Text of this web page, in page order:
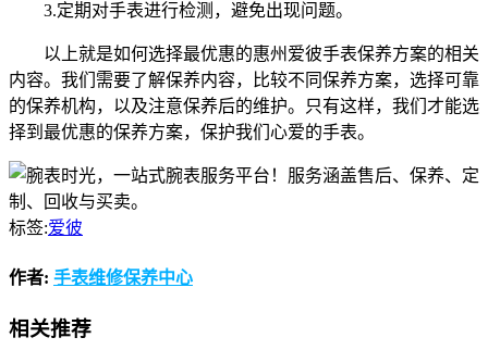
3.定期对手表进行检测，避免出现问题。
以上就是如何选择最优惠的惠州爱彼手表保养方案的相关
内容。我们需要了解保养内容，比较不同保养方案，选择可靠
的保养机构，以及注意保养后的维护。只有这样，我们才能选
择到最优惠的保养方案，保护我们心爱的手表。
标签:爱彼
作者: 手表维修保养中心
相关推荐